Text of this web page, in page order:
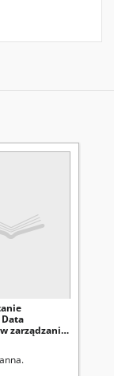
(Lublin)
zarządzaniu